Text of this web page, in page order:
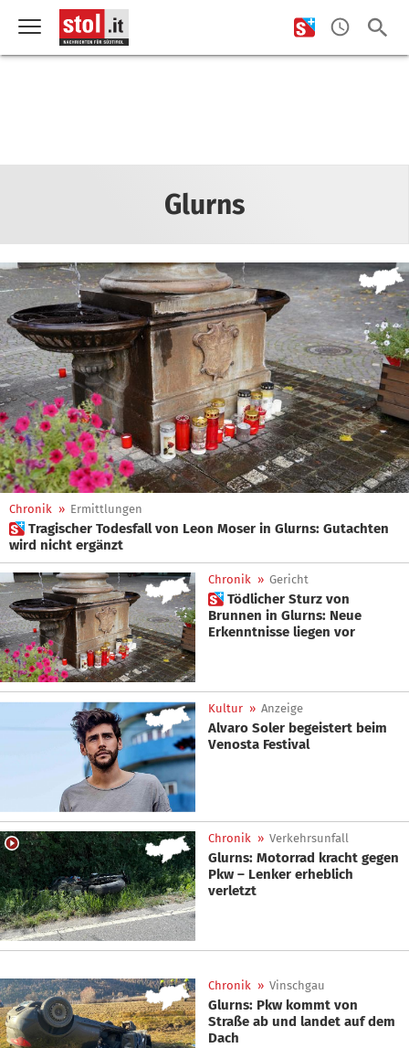
Glurns
Chronik » Ermittlungen
 Tragischer Todesfall von Leon Moser in Glurns: Gutachten
wird nicht ergänzt
Chronik » Gericht
 Tödlicher Sturz von
Brunnen in Glurns: Neue
Erkenntnisse liegen vor
Kultur » Anzeige
Alvaro Soler begeistert beim
Venosta Festival
Chronik » Verkehrsunfall
Glurns: Motorrad kracht gegen
Pkw – Lenker erheblich
verletzt
Chronik » Vinschgau
Glurns: Pkw kommt von
Straße ab und landet auf dem
Dach